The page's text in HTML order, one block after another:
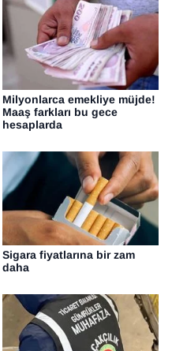
Milyonlarca emekliye müjde!
Maaş farkları bu gece
hesaplarda
Sigara fiyatlarına bir zam
daha